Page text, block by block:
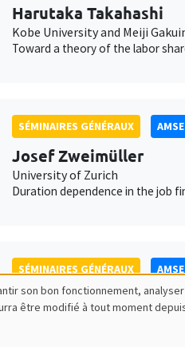
Harutaka Takahashi
Kobe University and Meiji
Toward a theory of the labor
SÉMINAIRES GÉNÉRAUX
Josef Zweimüller
University of Zurich
Duration dependence in the job
SÉMINAIRES GÉNÉRAUX
Fanny Henriet
son bon fonctionnement,
être modifié à tout moment